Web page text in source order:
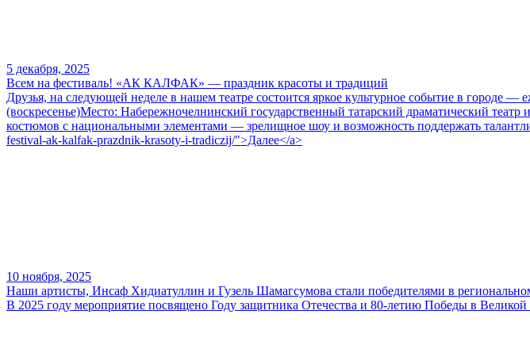
5 декабря, 2025
Всем на фестиваль! «АК КАЛФАК» — праздник красоты и традиций
Друзья, на следующей неделе в нашем театре состоится яркое культурное событие в городе
(воскресенье)Место: Набережночелнинский государственный татарский драматический
костюмов с национальными элементами — зрелищное шоу и возможность поддержать
festival-ak-kalfak-prazdnik-krasoty-i-tradiczij/">Далее</a>
10 ноября, 2025
Наши артисты, Инсаф Хидиатуллин и Гузель Шамагсумова стали победителями в
В 2025 году мероприятие посвящено Году защитника Отечества и 80-летию Победы в Великой